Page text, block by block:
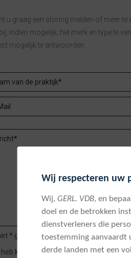
u graag een storing melden of meer
indien mogelijk, het merk en type te
mogelijk te antwoorden.
* gemarkeerde velden zijn verplicht.
heb kennis genomen van het
Wij respecteren uw
Wij, GERL. VDB, en
doel en de betrokken
dienstverleners die
toestemming aanvaardt
derde landen met een